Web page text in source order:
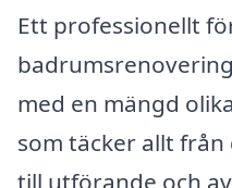
Ett professionellt
med en mängd
som täcker allt
till utförande och